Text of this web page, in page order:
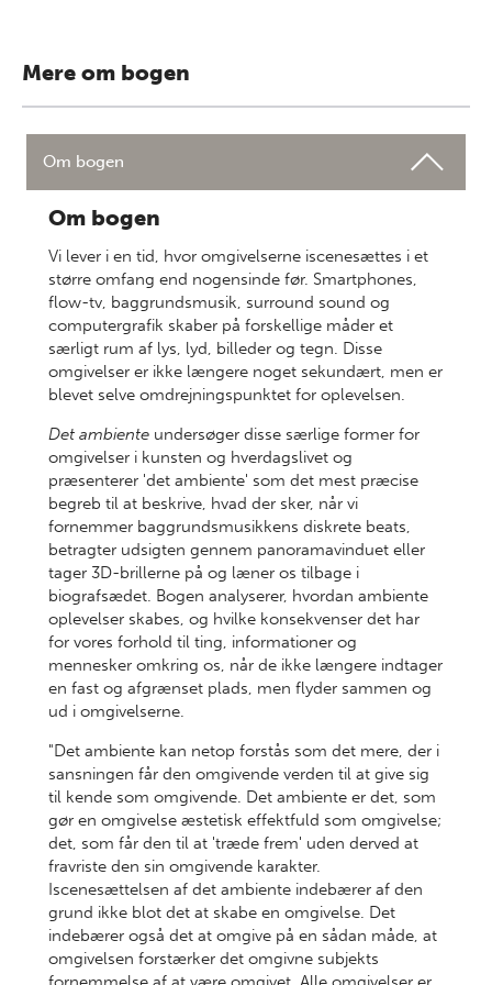
Mere om bogen
Om bogen
Om bogen
Vi lever i en tid, hvor omgivelserne iscenesættes i et
større omfang end nogensinde før. Smartphones,
flow-tv, baggrundsmusik, surround sound og
computergrafik skaber på forskellige måder et
særligt rum af lys, lyd, billeder og tegn. Disse
omgivelser er ikke længere noget sekundært, men er
blevet selve omdrejningspunktet for oplevelsen.
Det ambiente undersøger disse særlige former for
omgivelser i kunsten og hverdagslivet og
præsenterer 'det ambiente' som det mest præcise
begreb til at beskrive, hvad der sker, når vi
fornemmer baggrundsmusikkens diskrete beats,
betragter udsigten gennem panoramavinduet eller
tager 3D-brillerne på og læner os tilbage i
biografsædet. Bogen analyserer, hvordan ambiente
oplevelser skabes, og hvilke konsekvenser det har
for vores forhold til ting, informationer og
mennesker omkring os, når de ikke længere indtager
en fast og afgrænset plads, men flyder sammen og
ud i omgivelserne.
"Det ambiente kan netop forstås som det mere, der i
sansningen får den omgivende verden til at give sig
til kende som omgivende. Det ambiente er det, som
gør en omgivelse æstetisk effektfuld som omgivelse;
det, som får den til at 'træde frem' uden derved at
fravriste den sin omgivende karakter.
Iscenesættelsen af det ambiente indebærer af den
grund ikke blot det at skabe en omgivelse. Det
indebærer også det at omgive på en sådan måde, at
omgivelsen forstærker det omgivne subjekts